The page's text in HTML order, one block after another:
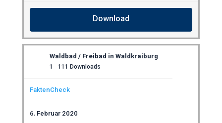
Download
Waldbad / Freibad in Waldkraiburg
1 111 Downloads
FaktenCheck
6. Februar 2020